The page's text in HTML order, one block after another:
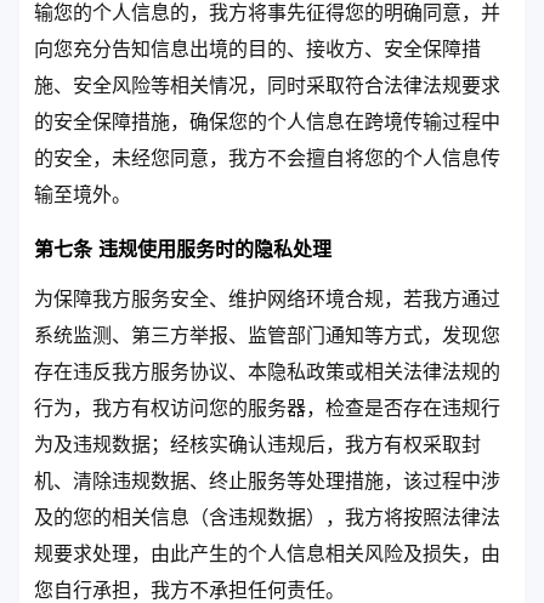
输您的个人信息的，我方将事先征得您的明确同意，并
向您充分告知信息出境的目的、接收方、安全保障措
施、安全风险等相关情况，同时采取符合法律法规要求
的安全保障措施，确保您的个人信息在跨境传输过程中
的安全，未经您同意，我方不会擅自将您的个人信息传
输至境外。
第七条 违规使用服务时的隐私处理
为保障我方服务安全、维护网络环境合规，若我方通过
系统监测、第三方举报、监管部门通知等方式，发现您
存在违反我方服务协议、本隐私政策或相关法律法规的
行为，我方有权访问您的服务器，检查是否存在违规行
为及违规数据；经核实确认违规后，我方有权采取封
机、清除违规数据、终止服务等处理措施，该过程中涉
及的您的相关信息（含违规数据），我方将按照法律法
规要求处理，由此产生的个人信息相关风险及损失，由
您自行承担，我方不承担任何责任。